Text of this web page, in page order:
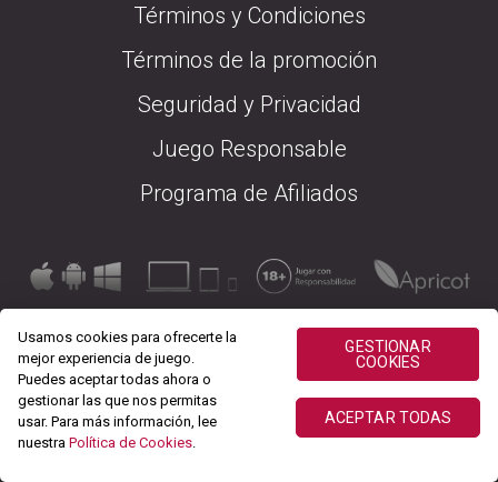
Términos y Condiciones
Términos de la promoción
Seguridad y Privacidad
Juego Responsable
Programa de Afiliados
Usamos cookies para ofrecerte la
mejor experiencia de juego.
Puedes aceptar todas ahora o
gestionar las que nos permitas
usar. Para más información, lee
nuestra Política de Cookies.
GESTIONAR
COOKIES
ACEPTAR TODAS